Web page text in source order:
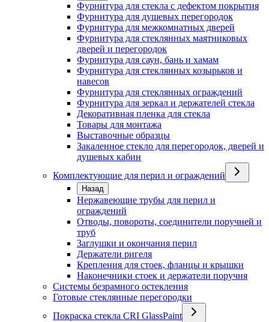
Фурнитура для стекла с дефектом покрытия
Фурнитура для душевых перегородок
Фурнитура для межкомнатных дверей
Фурнитура для стеклянных маятниковых
дверей и перегородок
Фурнитура для саун, бань и хамам
Фурнитура для стеклянных козырьков и
навесов
Фурнитура для стеклянных ограждений
Фурнитура для зеркал и держателей стекла
Декоративная пленка для стекла
Товары для монтажа
Выставочные образцы
Закаленное стекло для перегородок, дверей и
душевых кабин
Комплектующие для перил и ограждений
Назад
Нержавеющие трубы для перил и
ограждений
Отводы, повороты, соединители поручней и
труб
Заглушки и окончания перил
Держатели ригеля
Крепления для стоек, фланцы и крышки
Наконечники стоек и держатели поручня
Системы безрамного остекления
Готовые стеклянные перегородки
Покраска стекла CRI GlassPaint